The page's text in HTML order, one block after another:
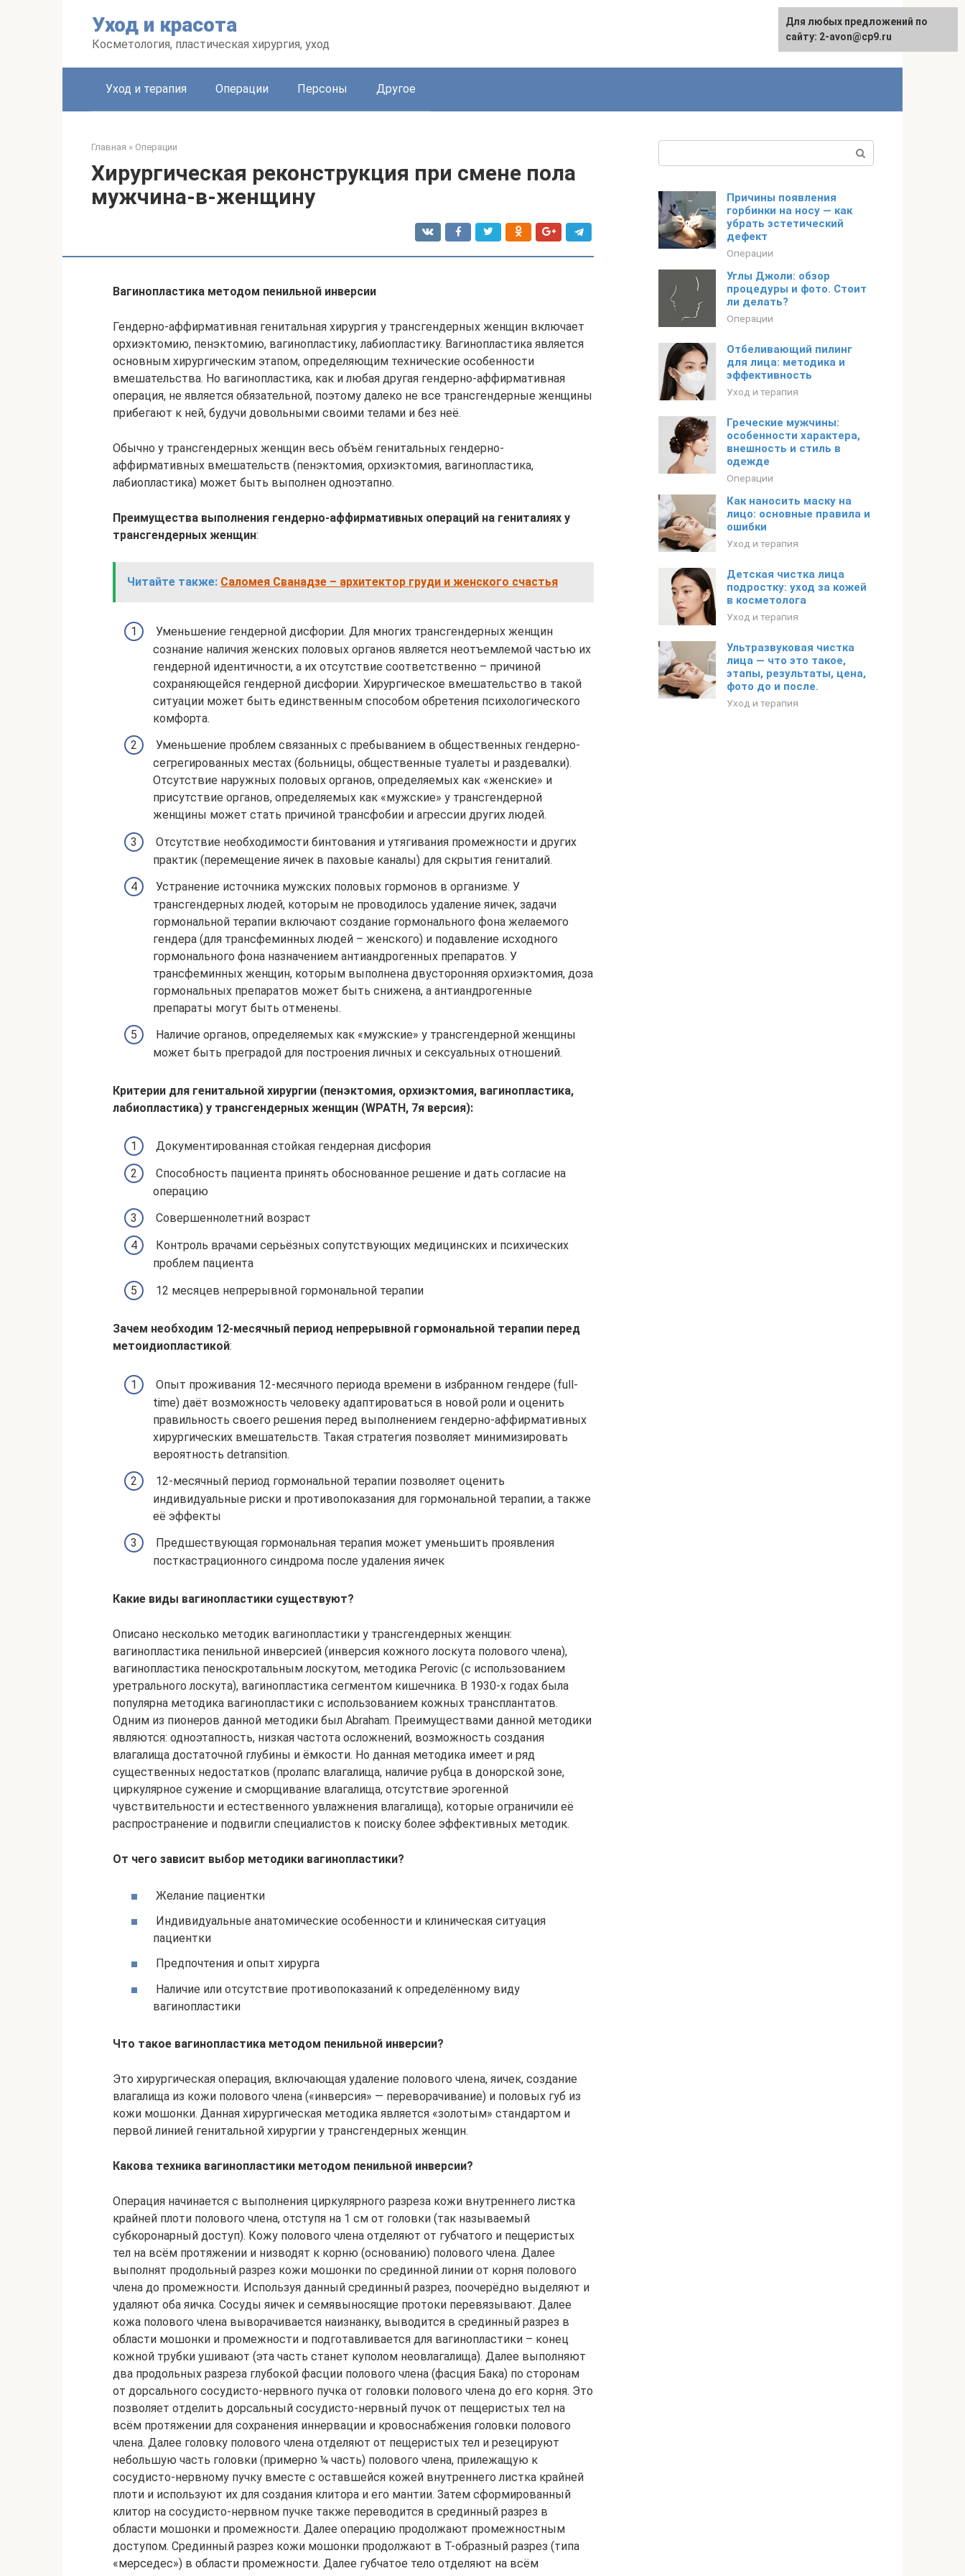
Уход и красота
Косметология, пластическая хирургия, уход
Уход и терапия Операции Персоны Другое
Главная » Операции
Хирургическая реконструкция при смене пола
мужчина-в-женщину
Вагинопластика методом пенильной инверсии
Гендерно-аффирмативная генитальная хирургия у трансгендерных женщин включает
орхиэктомию, пенэктомию, вагинопластику, лабиопластику. Вагинопластика является
основным хирургическим этапом, определяющим технические особенности
вмешательства. Но вагинопластика, как и любая другая гендерно-аффирмативная
операция, не является обязательной, поэтому далеко не все трансгендерные женщины
прибегают к ней, будучи довольными своими телами и без неё.
Обычно у трансгендерных женщин весь объём генитальных гендерно-
аффирмативных вмешательств (пенэктомия, орхиэктомия, вагинопластика,
лабиопластика) может быть выполнен одноэтапно.
Преимущества выполнения гендерно-аффирмативных операций на гениталиях у
трансгендерных женщин:
Читайте также: Саломея Сванадзе – архитектор груди и женского счастья
Уменьшение гендерной дисфории. Для многих трансгендерных женщин
сознание наличия женских половых органов является неотъемлемой частью их
гендерной идентичности, а их отсутствие соответственно – причиной
сохраняющейся гендерной дисфории. Хирургическое вмешательство в такой
ситуации может быть единственным способом обретения психологического
комфорта.
Уменьшение проблем связанных с пребыванием в общественных гендерно-
сегрегированных местах (больницы, общественные туалеты и раздевалки).
Отсутствие наружных половых органов, определяемых как «женские» и
присутствие органов, определяемых как «мужские» у трансгендерной
женщины может стать причиной трансфобии и агрессии других людей.
Отсутствие необходимости бинтования и утягивания промежности и других
практик (перемещение яичек в паховые каналы) для скрытия гениталий.
Устранение источника мужских половых гормонов в организме. У
трансгендерных людей, которым не проводилось удаление яичек, задачи
гормональной терапии включают создание гормонального фона желаемого
гендера (для трансфеминных людей – женского) и подавление исходного
гормонального фона назначением антиандрогенных препаратов. У
трансфеминных женщин, которым выполнена двусторонняя орхиэктомия, доза
гормональных препаратов может быть снижена, а антиандрогенные
препараты могут быть отменены.
Наличие органов, определяемых как «мужские» у трансгендерной женщины
может быть преградой для построения личных и сексуальных отношений.
Критерии для генитальной хирургии (пенэктомия, орхиэктомия, вагинопластика,
лабиопластика) у трансгендерных женщин (WPATH, 7я версия):
Документированная стойкая гендерная дисфория
Способность пациента принять обоснованное решение и дать согласие на
операцию
Совершеннолетний возраст
Контроль врачами серьёзных сопутствующих медицинских и психических
проблем пациента
12 месяцев непрерывной гормональной терапии
Зачем необходим 12-месячный период непрерывной гормональной терапии перед
метоидиопластикой:
Опыт проживания 12-месячного периода времени в избранном гендере (full-
time) даёт возможность человеку адаптироваться в новой роли и оценить
правильность своего решения перед выполнением гендерно-аффирмативных
хирургических вмешательств. Такая стратегия позволяет минимизировать
вероятность detransition.
12-месячный период гормональной терапии позволяет оценить
индивидуальные риски и противопоказания для гормональной терапии, а также
её эффекты
Предшествующая гормональная терапия может уменьшить проявления
посткастрационного синдрома после удаления яичек
Какие виды вагинопластики существуют?
Описано несколько методик вагинопластики у трансгендерных женщин:
вагинопластика пенильной инверсией (инверсия кожного лоскута полового члена),
вагинопластика пеноскротальным лоскутом, методика Perovic (с использованием
уретрального лоскута), вагинопластика сегментом кишечника. В 1930-х годах была
популярна методика вагинопластики с использованием кожных трансплантатов.
Одним из пионеров данной методики был Abraham. Преимуществами данной методики
являются: одноэтапность, низкая частота осложнений, возможность создания
влагалища достаточной глубины и ёмкости. Но данная методика имеет и ряд
существенных недостатков (пролапс влагалища, наличие рубца в донорской зоне,
циркулярное сужение и сморщивание влагалища, отсутствие эрогенной
чувствительности и естественного увлажнения влагалища), которые ограничили её
распространение и подвигли специалистов к поиску более эффективных методик.
От чего зависит выбор методики вагинопластики?
Желание пациентки
Индивидуальные анатомические особенности и клиническая ситуация
пациентки
Предпочтения и опыт хирурга
Наличие или отсутствие противопоказаний к определённому виду
вагинопластики
Что такое вагинопластика методом пенильной инверсии?
Это хирургическая операция, включающая удаление полового члена, яичек, создание
влагалища из кожи полового члена («инверсия» — переворачивание) и половых губ из
кожи мошонки. Данная хирургическая методика является «золотым» стандартом и
первой линией генитальной хирургии у трансгендерных женщин.
Какова техника вагинопластики методом пенильной инверсии?
Операция начинается с выполнения циркулярного разреза кожи внутреннего листка
крайней плоти полового члена, отступя на 1 см от головки (так называемый
субкоронарный доступ). Кожу полового члена отделяют от губчатого и пещеристых
тел на всём протяжении и низводят к корню (основанию) полового члена. Далее
выполнят продольный разрез кожи мошонки по срединной линии от корня полового
члена до промежности. Используя данный срединный разрез, поочерёдно выделяют и
удаляют оба яичка. Сосуды яичек и семявыносящие протоки перевязывают. Далее
кожа полового члена выворачивается наизнанку, выводится в срединный разрез в
области мошонки и промежности и подготавливается для вагинопластики – конец
кожной трубки ушивают (эта часть станет куполом неовлагалища). Далее выполняют
два продольных разреза глубокой фасции полового члена (фасция Бака) по сторонам
от дорсального сосудисто-нервного пучка от головки полового члена до его корня. Это
позволяет отделить дорсальный сосудисто-нервный пучок от пещеристых тел на
всём протяжении для сохранения иннервации и кровоснабжения головки полового
члена. Далее головку полового члена отделяют от пещеристых тел и резецируют
небольшую часть головки (примерно ¼ часть) полового члена, прилежащую к
сосудисто-нервному пучку вместе с оставшейся кожей внутреннего листка крайней
плоти и используют их для создания клитора и его мантии. Затем сформированный
клитор на сосудисто-нервном пучке также переводится в срединный разрез в
области мошонки и промежности. Далее операцию продолжают промежностным
доступом. Срединный разрез кожи мошонки продолжают в Т-образный разрез (типа
«мерседес») в области промежности. Далее губчатое тело отделяют на всём
Причины появления
горбинки на носу — как
убрать эстетический
дефект
Операции
Углы Джоли: обзор
процедуры и фото. Стоит
ли делать?
Операции
Отбеливающий пилинг
для лица: методика и
эффективность
Уход и терапия
Греческие мужчины:
особенности характера,
внешность и стиль в
одежде
Операции
Как наносить маску на
лицо: основные правила и
ошибки
Уход и терапия
Детская чистка лица
подростку: уход за кожей
в косметолога
Уход и терапия
Ультразвуковая чистка
лица — что это такое,
этапы, результаты, цена,
фото до и после.
Уход и терапия
Для любых предложений по
сайту: 2-avon@cp9.ru